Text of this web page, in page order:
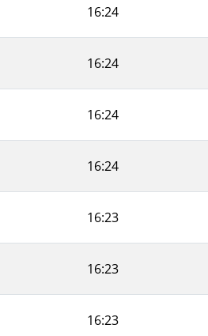
16:24
16:24
16:24
16:24
16:23
16:23
16:23